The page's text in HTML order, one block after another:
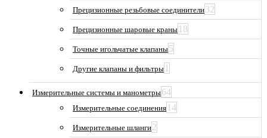
Прецизионные резьбовые соединители32
Прецизионные шаровые краны 18
Точные игольчатые клапаны5
Другие клапаны и фильтры 1
Измерительные системы и манометры64
Измерительные соединения 14
Измерительные шланги2